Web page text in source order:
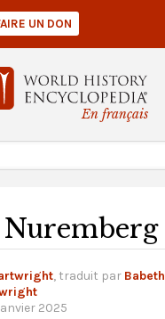
En français
UN DON
Nuremberg
, traduit par Babeth
2025